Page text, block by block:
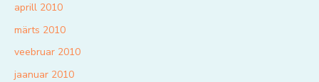
aprill 2010
märts 2010
veebruar 2010
jaanuar 2010